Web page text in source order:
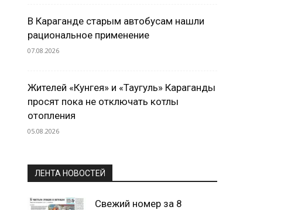
В Караганде старым автобусам нашли
рациональное применение
07.08.2026
Жителей «Кунгея» и «Таугуль» Караганды
просят пока не отключать котлы
отопления
05.08.2026
ЛЕНТА НОВОСТЕЙ
Свежий номер за 8